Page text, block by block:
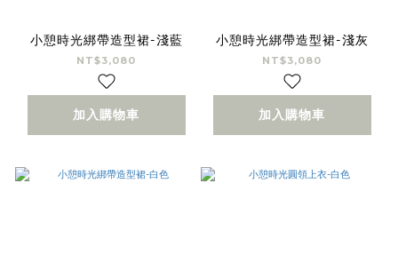
小憩時光綁帶造型裙-淺藍
NT$3,080
加入購物車
小憩時光綁帶造型裙-淺灰
NT$3,080
加入購物車